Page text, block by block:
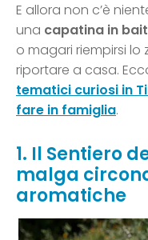
E allora non c’è
una capatina in
o magari riempirsi
riportare a casa.
tematici curiosi in
fare in famiglia.
1. Il Sentiero
malga
aromatiche